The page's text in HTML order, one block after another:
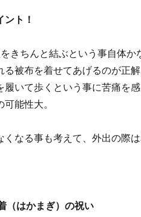
ント ！
きちんと結ぶという事自体か
る被布を着せてあげるのが正
いて歩くという事に苦痛を感
能性大。
くなる事も考えて、外出の際
はかまぎ）の祝い